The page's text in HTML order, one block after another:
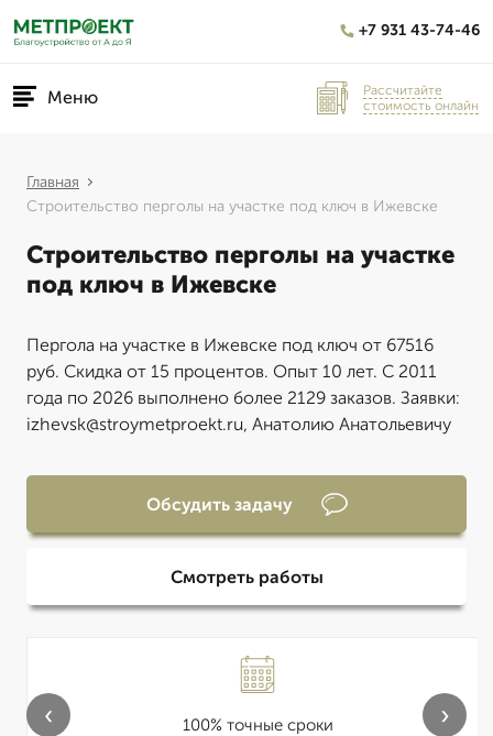
+7 931 43-74-46
Меню
Рассчитайте
стоимость онлайн
Главная
Строительство перголы на участке под ключ в Ижевске
Строительство перголы на участке
под ключ в Ижевске
Пергола на участке в Ижевске под ключ от 67516
руб. Скидка от 15 процентов. Опыт 10 лет. С 2011
года по 2026 выполнено более 2129 заказов. Заявки:
izhevsk@stroymetproekt.ru, Анатолию Анатольевичу
Обсудить задачу
Смотреть работы
100% точные сроки
‹ ›